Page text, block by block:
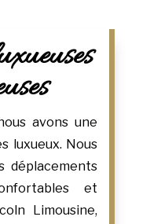
avons une
luxueux. Nous
déplacements
et
Limousine,